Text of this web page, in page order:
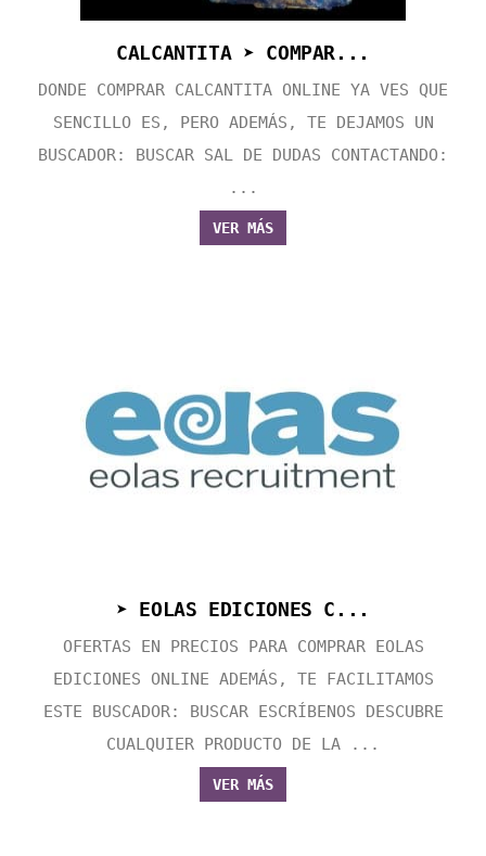
CALCANTITA ➤ COMPAR...
DONDE COMPRAR CALCANTITA ONLINE YA VES QUE
SENCILLO ES, PERO ADEMÁS, TE DEJAMOS UN
BUSCADOR: BUSCAR SAL DE DUDAS CONTACTANDO:
...
VER MÁS
➤ EOLAS EDICIONES C...
OFERTAS EN PRECIOS PARA COMPRAR EOLAS
EDICIONES ONLINE ADEMÁS, TE FACILITAMOS
ESTE BUSCADOR: BUSCAR ESCRÍBENOS DESCUBRE
CUALQUIER PRODUCTO DE LA ...
VER MÁS